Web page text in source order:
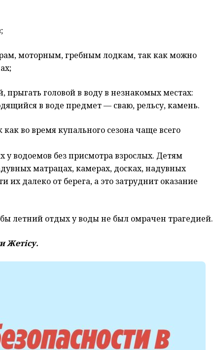
моторным, гребным лодкам, так как можно
прыгать головой в воду в незнакомых местах:
в воде предмет — сваю, рельсу, камень.
во время купального сезона чаще всего
у водоемов без присмотра взрослых. Детям
матрацах, камерах, досках, надувных
их далеко от берега, а это затруднит оказание
летний отдых у воды не был омрачен трагедией.
Жетісу.